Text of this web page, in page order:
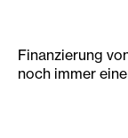
Finanzierung
noch immer